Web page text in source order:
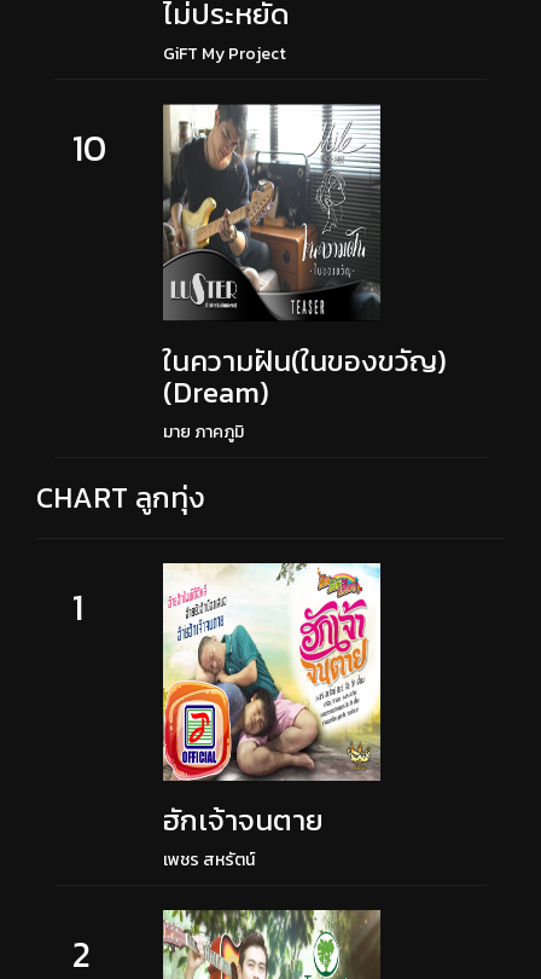
ไม่ประหยัด
GiFT My Project
10
ในความฝัน(ในของขวัญ)
(Dream)
มาย ภาคภูมิ
CHART ลูกทุ่ง
1
ฮักเจ้าจนตาย
เพชร สหรัตน์
2